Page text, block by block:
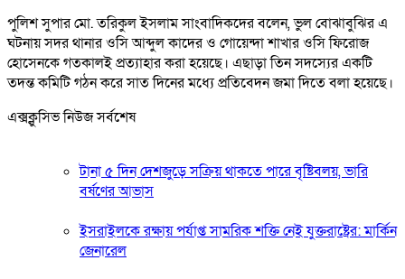
পুলিশ সুপার মো. তরিকুল ইসলাম সাংবাদিকদের বলেন, ভুল বোঝাবুঝির এ
ঘটনায় সদর থানার ওসি আব্দুল কাদের ও গোয়েন্দা শাখার ওসি ফিরোজ
হোসেনকে গতকালই প্রত্যাহার করা হয়েছে। এছাড়া তিন সদস্যের একটি
তদন্ত কমিটি গঠন করে সাত দিনের মধ্যে প্রতিবেদন জমা দিতে বলা হয়েছে।
এক্সক্লুসিভ নিউজ সর্বশেষ
টানা ৫ দিন দেশজুড়ে সক্রিয় থাকতে পারে বৃষ্টিবলয়, ভারি
বর্ষণের আভাস
ইসরাইলকে রক্ষায় পর্যাপ্ত সামরিক শক্তি নেই যুক্তরাষ্ট্রের: মার্কিন
জেনারেল